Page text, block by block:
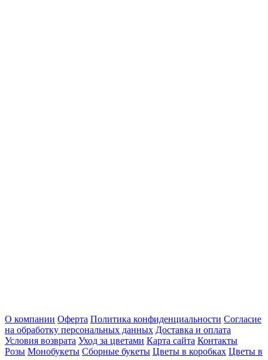
О компании Оферта Политика конфиденциальности Согласие
на обработку персональных данных Доставка и оплата
Условия возврата Уход за цветами Карта сайта Контакты
Розы Монобукеты Сборные букеты Цветы в коробках Цветы в